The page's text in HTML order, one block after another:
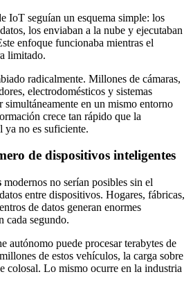
IoT seguían un esquema simple: los
los enviaban a la nube y ejecutaban
enfoque funcionaba mientras el
limitado.
radicalmente. Millones de cámaras,
electrodomésticos y sistemas
simultáneamente en un mismo entorno
crece tan rápido que la
ya no es suficiente.
de dispositivos inteligentes
modernos no serían posibles sin el
entre dispositivos. Hogares, fábricas,
de datos generan enormes
cada segundo.
autónomo puede procesar terabytes de
de estos vehículos, la carga sobre
colosal. Lo mismo ocurre en la industria